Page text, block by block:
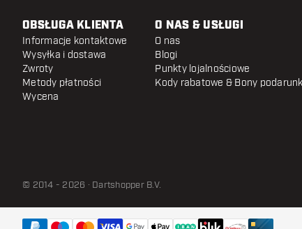
OBSŁUGA KLIENTA
Informacje kontaktowe
Wysyłka i dostawa
Zwroty
Metody płatności
Wycena
O NAS & USŁUGI
O nas
Blogi
Punkty lojalnościowe
Kody rabatowe & Bony
© 2014 - 2026 · Dartshopper B.V.